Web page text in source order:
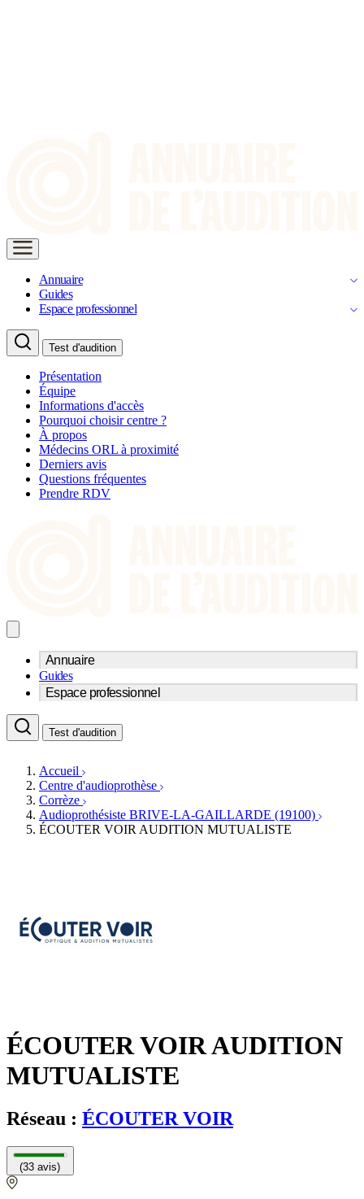
Annuaire
Guides
Espace professionnel
Test d'audition
Présentation
Équipe
Informations d'accès
Pourquoi choisir centre ?
À propos
Médecins ORL à proximité
Derniers avis
Questions fréquentes
Prendre RDV
Annuaire
Trouvez un professionnel de l'audition
Centre d'audioprothèse
Médecins ORL & Phoniatres
Écoles spécialisées
Fournisseurs
Associations
Guides
Espace professionnel
Acteurs et services
Fournisseurs
Services ORL
Orthophonistes
Formations et écoles
Organismes / Syndicats
Produits
Test d'audition
Accueil
Centre d'audioprothèse
Corrèze
Audioprothésiste BRIVE-LA-GAILLARDE (19100)
ÉCOUTER VOIR AUDITION MUTUALISTE
ÉCOUTER VOIR AUDITION
MUTUALISTE
Réseau : ÉCOUTER VOIR
(33 avis)